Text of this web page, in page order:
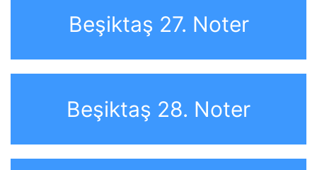
Beşiktaş 27. Noter
Beşiktaş 28. Noter